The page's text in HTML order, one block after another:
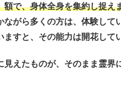
額で、身体全身を集約し捉え
ながら多くの方は、体験して
ますと、その能力は開花して
見えたものが、そのまま霊界